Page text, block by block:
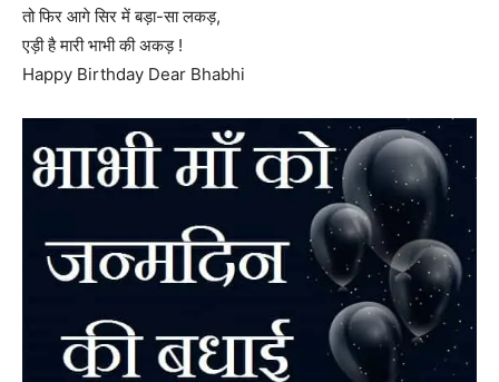
तो फिर आगे सिर में बड़ा-सा लकड़,
एड़ी है मारी भाभी की अकड़ !
Happy Birthday Dear Bhabhi